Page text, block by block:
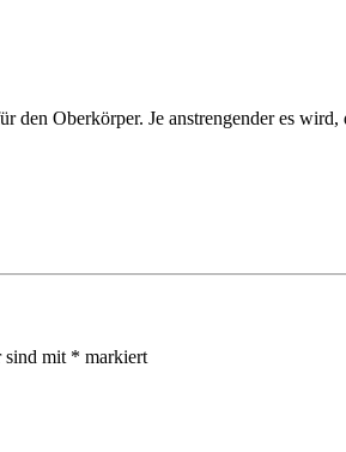
den Oberkörper. Je anstrengender es
sind mit * markiert